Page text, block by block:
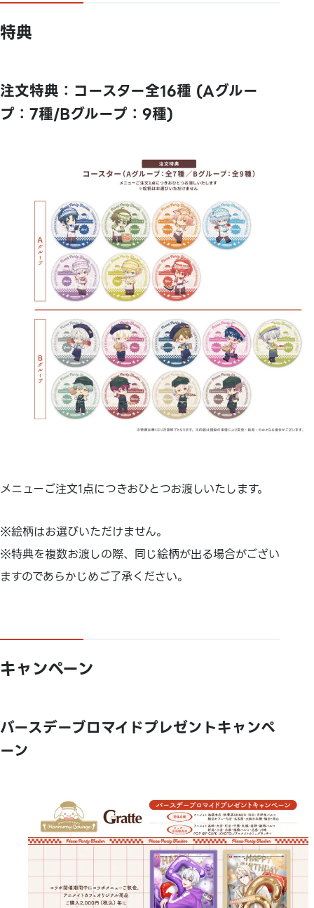
特典
注文特典：コースター全16種 (Aグルー
プ：7種/Bグループ：9種)
メニューご注文1点につきおひとつお渡しいたします。
※絵柄はお選びいただけません。
※特典を複数お渡しの際、同じ絵柄が出る場合がござい
ますのであらかじめご了承ください。
キャンペーン
バースデーブロマイドプレゼントキャンペ
ーン